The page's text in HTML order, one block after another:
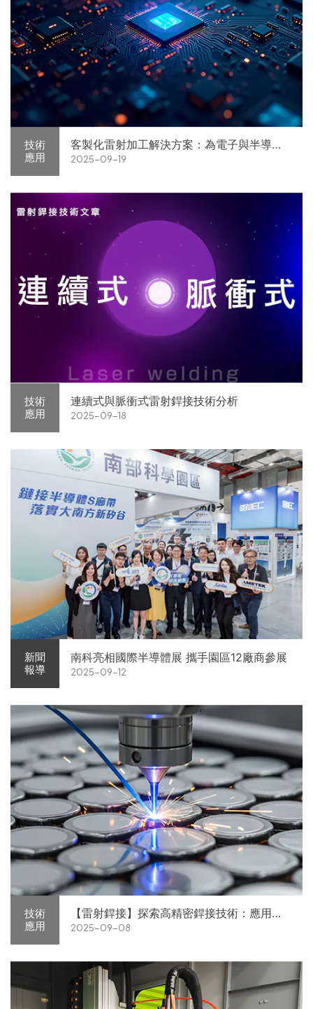
技術
應用
客製化雷射加工解決方案：為電子與半導體
產業打造的高精度微細加工
2025-09-19
技術
應用
連續式與脈衝式雷射銲接技術分析
2025-09-18
新聞
報導
南科亮相國際半導體展 攜手園區12廠商參展
2025-09-12
技術
應用
【雷射銲接】探索高精密銲接技術：應用、
優勢與未來趨勢
2025-09-08